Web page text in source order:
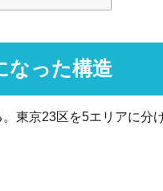
なった構造
東京23区を5エリアに分